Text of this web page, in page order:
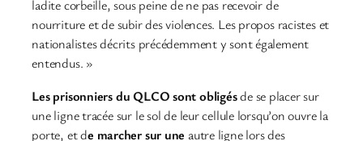
ladite corbeille, sous peine de ne pas recevoir de
nourriture et de subir des violences. Les propos racistes et
nationalistes décrits précédemment y sont également
entendus. »
Les prisonniers du QLCO sont obligésde se placer sur
une ligne tracée sur le sol de leur cellule lorsqu’on ouvre la
porte, et de marcher sur une autre ligne lors des